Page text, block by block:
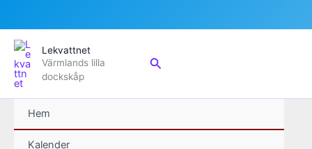
Hoppa
innehåll
Lekvattnet
Värmlands lilla
dockskåp
Sök
Hem
Kalender